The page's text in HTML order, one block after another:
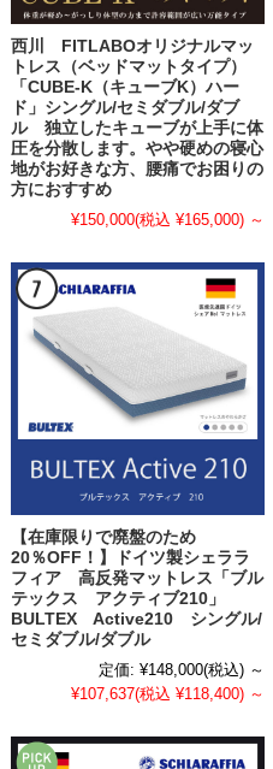
西川 FITLABOオリジナルマッ
トレス（ベッドマットタイプ）
「CUBE-K（キューブK）ハー
ド」シングル/セミダブル/ダブ
ル 独立したキューブが上手に体
圧を分散します。やや硬めの寝心
地がお好きな方、腰痛でお困りの
方におすすめ
¥150,000(税込 ¥165,000) ～
【在庫限りで廃盤のため
20％OFF！】ドイツ製シェララ
フィア 高反発マットレス「ブル
テックス アクティブ210」
BULTEX Active210 シングル/
セミダブル/ダブル
定価: ¥148,000(税込) ～
¥107,637(税込 ¥118,400) ～